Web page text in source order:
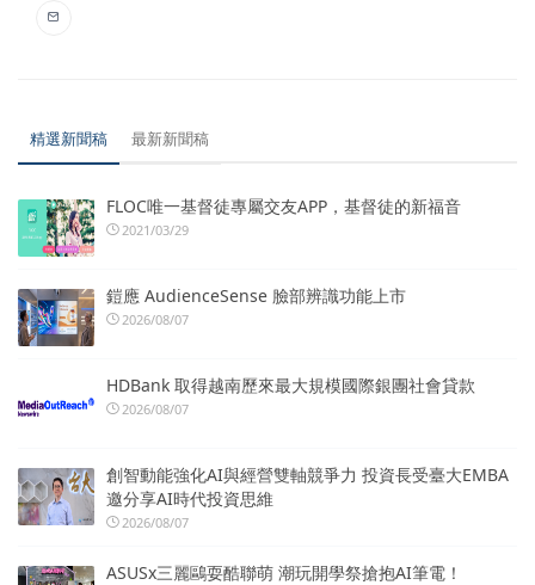
精選新聞稿 最新新聞稿
FLOC唯一基督徒專屬交友APP，基督徒的新福音
2021/03/29
鎧應 AudienceSense 臉部辨識功能上市
2026/08/07
HDBank 取得越南歷來最大規模國際銀團社會貸款
2026/08/07
創智動能強化AI與經營雙軸競爭力 投資長受臺大EMBA
邀分享AI時代投資思維
2026/08/07
ASUSx三麗鷗耍酷聯萌 潮玩開學祭搶抱AI筆電！